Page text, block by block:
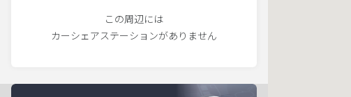
この周辺には
カーシェアステーションがありません